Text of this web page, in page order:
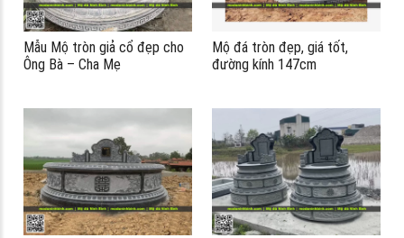
Mẫu Mộ tròn giả cổ đẹp cho
Ông Bà – Cha Mẹ
Mộ đá tròn đẹp, giá tốt,
đường kính 147cm